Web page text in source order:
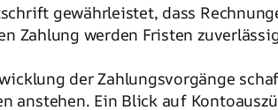
gewährleistet, dass
Zahlung werden Fristen
der Zahlungsvorgänge
anstehen. Ein Blick auf